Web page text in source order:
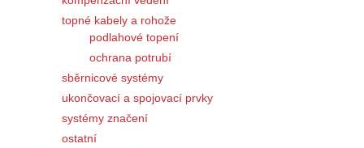
topné kabely a rohože
podlahové topení
ochrana potrubí
sběrnicové systémy
ukončovací a spojovací prvky
systémy značení
ostatní